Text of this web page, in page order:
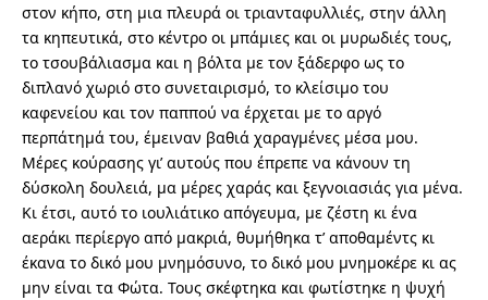
στον κήπο, στη μια πλευρά οι τριανταφυλλιές, στην άλλη
τα κηπευτικά, στο κέντρο οι μπάμιες και οι μυρωδιές τους,
το τσουβάλιασμα και η βόλτα με τον ξάδερφο ως το
διπλανό χωριό στο συνεταιρισμό, το κλείσιμο του
καφενείου και τον παππού να έρχεται με το αργό
περπάτημά του, έμειναν βαθιά χαραγμένες μέσα μου.
Μέρες κούρασης γι’ αυτούς που έπρεπε να κάνουν τη
δύσκολη δουλειά, μα μέρες χαράς και ξεγνοιασιάς για μένα.
Κι έτσι, αυτό το ιουλιάτικο απόγευμα, με ζέστη κι ένα
αεράκι περίεργο από μακριά, θυμήθηκα τ’ αποθαμέντς κι
έκανα το δικό μου μνημόσυνο, το δικό μου μνημοκέρε κι ας
μην είναι τα Φώτα. Τους σκέφτηκα και φωτίστηκε η ψυχή